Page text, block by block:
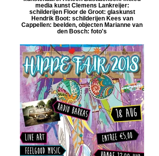
media kunst Clemens Lankreijer:
schilderijen Floor de Groot: glaskunst
Hendrik Boot: schilderijen Kees van
Cappellen: beelden, objecten Marianne van
den Bosch: foto's